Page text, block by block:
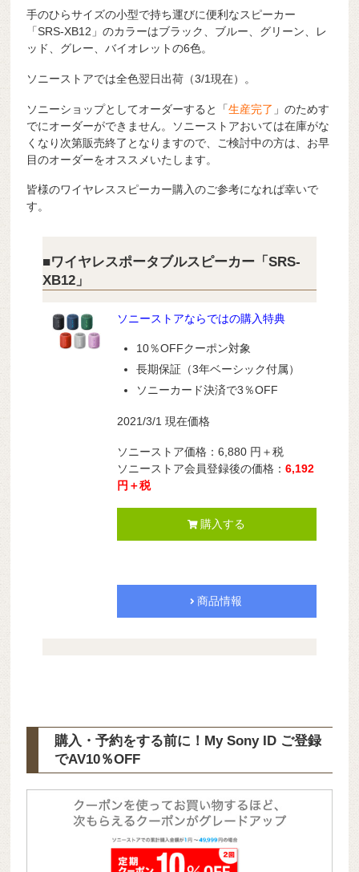
手のひらサイズの小型で持ち運びに便利なスピーカー
「SRS-XB12」のカラーはブラック、ブルー、グリーン、レ
ッド、グレー、バイオレットの6色。
ソニーストアでは全色翌日出荷（3/1現在）。
ソニーショップとしてオーダーすると「生産完了 」のためす
でにオーダーができません。ソニーストアおいては在庫がな
くなり次第販売終了となりますので、ご検討中の方は、お早
目のオーダーをオススメいたします。
皆様のワイヤレススピーカー購入のご参考になれば幸いで
す。
■ワイヤレスポータブルスピーカー「SRS-
XB12」
ソニーストアならではの購入特典
10％OFFクーポン対象
長期保証（3年ベーシック付属）
ソニーカード決済で3％OFF
2021/3/1 現在価格
ソニーストア価格：6,880 円＋税
ソニーストア会員登録後の価格： 6,192
円＋税
購入する
商品情報
購入・予約をする前に！My Sony ID ご登録
でAV10％OFF